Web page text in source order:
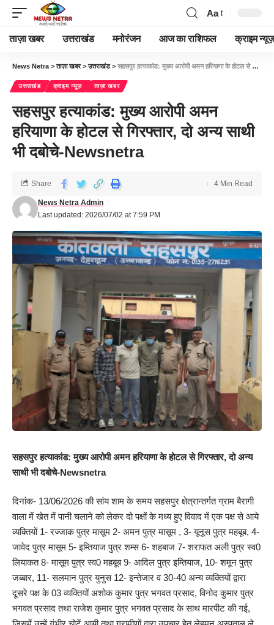
Aa
ताज़ा खबर उत्तराखंड मनोरंजन आज का राशिफल क्राइम न्यूज़
News Netra >ताज़ा खबर>उत्तराखंड> सहसपुर हत्याकांड: मुख्य आरोपी अमन हरियाणा के होटल से गिरफ्तार, दो अन्य साथी भी दबोचे-Newsnetra
उत्तराखंड क्राइम न्यूज़ ताज़ा खबर
सहसपुर हत्याकांड: मुख्य आरोपी अमन
हरियाणा के होटल से गिरफ्तार, दो अन्य साथी
भी दबोचे-Newsnetra
Last updated: 2026/07/02 at 7:59 PM
News Netra Admin
Share 4 Min Read
सहसपुर हत्याकांड: मुख्य आरोपी अमन हरियाणा के होटल से गिरफ्तार, दो अन्य
साथी भी दबोचे-Newsnetra
दिनांक- 13/06/2026 की सांय शाम के समय सहसपुर क्षेत्रान्तर्गत ग्राम बैरागी
वाला में खेत में पानी चलाने को लेकर दो पक्षों के मध्य हुए विवाद में एक पक्ष से आये
व्यक्तियों 1- रज्जाक पुत्र मासूम 2- अमन पुत्र मासूम , 3- यूनूस पुत्र महबूब, 4-
जावेद पुत्र मासूम 5- इम्तियाज पुत्र शम्स 6- शहबाज 7- शराफत अली पुत्र स्व0
लियाकत 8- मासूम पुत्र स्व0 महबूब 9- आदिल पुत्र इम्तियाज, 10- शमून पुत्र
जब्बार, 11- सलमान पुत्र युनुस 12- इन्तेजार व 30-40 अन्य व्यक्तियों द्वारा
दूसरे पक्ष के 03 व्यक्तियों अशोक कुमार पुत्र भगवत प्रसाद, विनोद कुमार पुत्र
भगवत प्रसाद तथा राजेश कुमार पुत्र भगवत प्रसाद के साथ मारपीट की गई,